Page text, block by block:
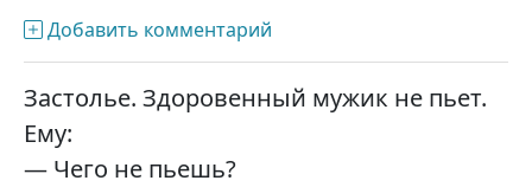
Добавить комментарий
Застолье. Здоровенный мужик не пьет.
Ему:
— Чего не пьешь?